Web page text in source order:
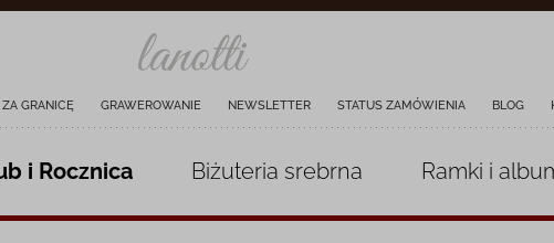
GRANICĘ GRAWEROWANIE NEWSLETTER STATUS ZAMÓWIENIA BLOG
i Rocznica Biżuteria srebrna Ramki i